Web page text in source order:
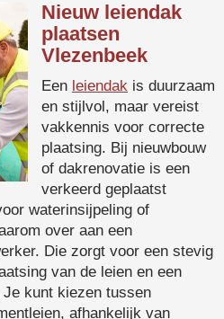
Nieuw leiendak
plaatsen
Vlezenbeek
Een leiendak is duurzaam
en stijlvol, maar vereist
vakkennis voor correcte
plaatsing. Bij nieuwbouw
of dakrenovatie is een
verkeerd geplaatst
waterinsijpeling of
over aan een
Die zorgt voor een stevig
van de leien en een
kunt kiezen tussen
afhankelijk van